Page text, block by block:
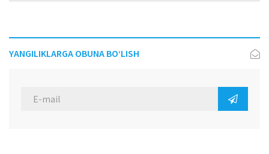
YANGILIKLARGA OBUNA BO‘LISH